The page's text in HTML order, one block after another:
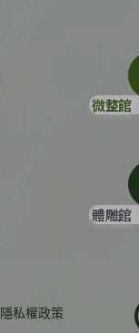
隱私權政策
微整館
體雕館